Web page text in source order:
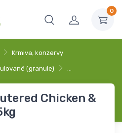
0
Krmiva, konzervy
(granule) …
Chicken &